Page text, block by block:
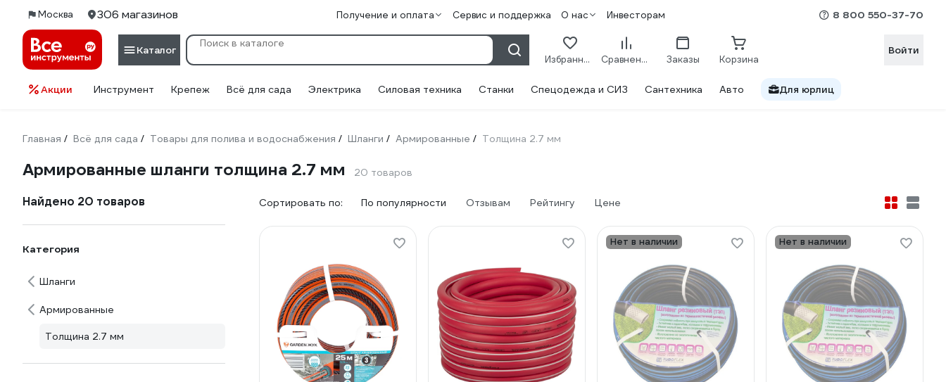
Москва 306 магазинов Получение и оплата Сервис и поддержка О нас Инвесторам 8 800 550-37-70
Каталог
Избранное Сравнение Заказы Корзина
Войти
Акции Инструмент Крепеж Всё для сада Электрика Силовая техника Станки Спецодежда и СИЗ Сантехника Авто Для юрлиц
Главная / Всё для сада / Товары для полива и водоснабжения / Шланги / Армированные / Толщина 2.7 мм
Армированные шланги толщина 2.7 мм 20 товаров
Найдено 20 товаров
Категория
Шланги
Армированные
Толщина 2.7 мм
Сортировать по: По популярности Отзывам Рейтингу Цене
Нет в наличии Нет в наличии